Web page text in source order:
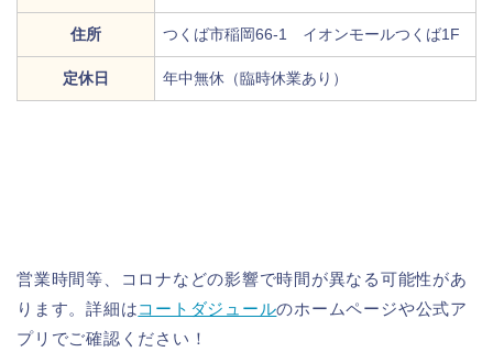
住所 つくば市稲岡66-1 イオンモールつくば1F
定休日 年中無休（臨時休業あり）
営業時間等、コロナなどの影響で時間が異なる可能性があ
ります。詳細はコートダジュールのホームページや公式ア
プリでご確認ください！